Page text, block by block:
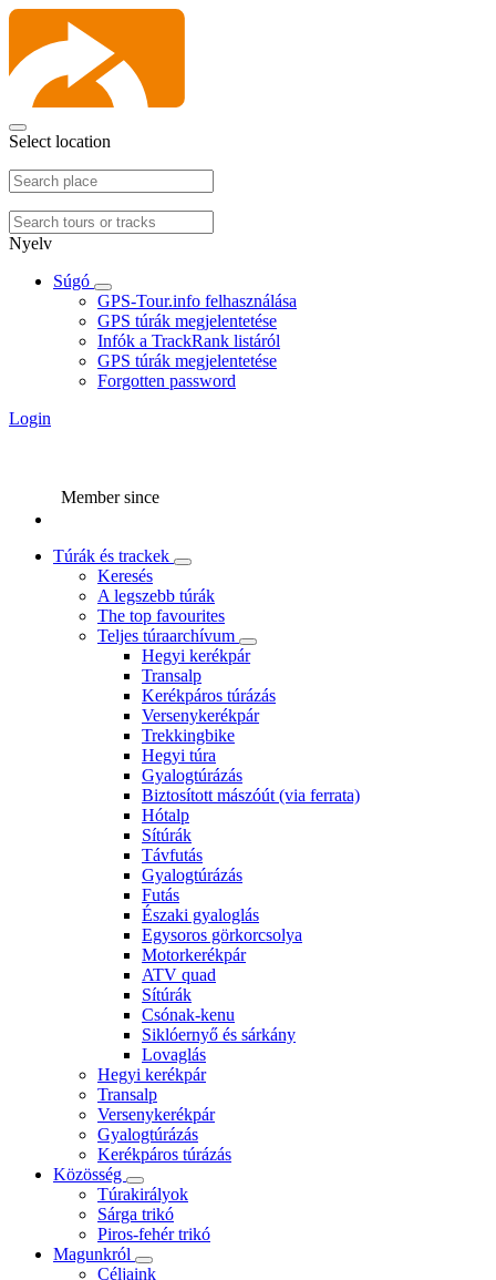
Select location
Nyelv
Súgó
GPS-Tour.info felhasználása
GPS túrák megjelentetése
Infók a TrackRank listáról
GPS túrák megjelentetése
Forgotten password
Login
Member since
Túrák és trackek
Keresés
A legszebb túrák
The top favourites
Teljes túraarchívum
Hegyi kerékpár
Transalp
Kerékpáros túrázás
Versenykerékpár
Trekkingbike
Hegyi túra
Gyalogtúrázás
Biztosított mászóút (via ferrata)
Hótalp
Sítúrák
Távfutás
Gyalogtúrázás
Futás
Északi gyaloglás
Egysoros görkorcsolya
Motorkerékpár
ATV quad
Sítúrák
Csónak-kenu
Siklóernyő és sárkány
Lovaglás
Hegyi kerékpár
Transalp
Versenykerékpár
Gyalogtúrázás
Kerékpáros túrázás
Közösség
Túrakirályok
Sárga trikó
Piros-fehér trikó
Magunkról
Céljaink